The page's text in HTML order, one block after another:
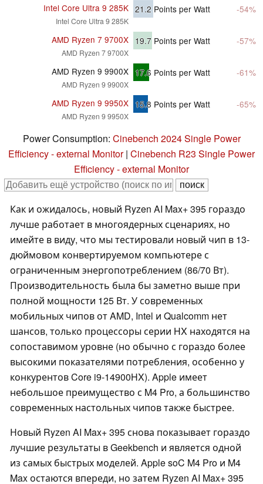
Intel Core Ultra 9 285K
Intel Core Ultra 9 285K
21.2 Points per Watt -54%
AMD Ryzen 7 9700X
AMD Ryzen 7 9700X
19.7 Points per Watt -57%
AMD Ryzen 9 9900X
AMD Ryzen 9 9900X
17.6 Points per Watt -61%
AMD Ryzen 9 9950X
AMD Ryzen 9 9950X
15.8 Points per Watt -65%
Power Consumption: Cinebench 2024 Single Power
Efficiency - external Monitor| Cinebench R23 Single Power
Efficiency - external Monitor
Как и ожидалось, новый Ryzen AI Max+ 395 гораздо
лучше работает в многоядерных сценариях, но
имейте в виду, что мы тестировали новый чип в 13-
дюймовом конвертируемом компьютере с
ограниченным энергопотреблением (86/70 Вт).
Производительность была бы заметно выше при
полной мощности 125 Вт. У современных
мобильных чипов от AMD, Intel и Qualcomm нет
шансов, только процессоры серии HX находятся на
сопоставимом уровне (но обычно с гораздо более
высокими показателями потребления, особенно у
конкурентов Core i9-14900HX). Apple имеет
небольшое преимущество с M4 Pro, а большинство
современных настольных чипов также быстрее.
Новый Ryzen AI Max+ 395 снова показывает гораздо
лучшие результаты в Geekbench и является одной
из самых быстрых моделей. Apple soC M4 Pro и M4
Max остаются впереди, но затем Ryzen AI Max+ 395